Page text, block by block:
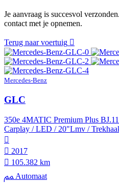
Je aanvraag is succesvol
contact met je opnemen.
Terug naar voertuig
Mercedes-Benz
GLC
350e 4MATIC Premium Plus
Carplay / LED / 20"Lmv /
2017
105.382 km
Automaat